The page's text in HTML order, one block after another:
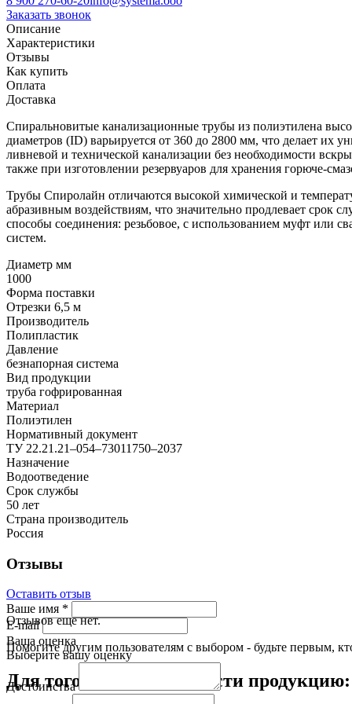
Заказать звонок
Описание
Характеристики
Отзывы
Как купить
Оплата
Доставка
Спиральновитые канализационные трубы из полиэтилена
диаметров (ID) варьируется от 360 до 2800 мм, что делает их
ливневой и технической канализации без необходимости
также при изготовлении резервуаров для хранения горюче-
Трубы Спиролайн отличаются высокой химической и
абразивным воздействиям, что значительно продлевает
способы соединения: резьбовое, с использованием муфт
систем.
Диаметр мм
1000
Форма поставки
Отрезки 6,5 м
Производитель
Полипластик
Давление
безнапорная система
Вид продукции
труба гофрированная
Материал
Полиэтилен
Нормативный документ
ТУ 22.21.21–054–73011750–2037
Назначение
Водоотведение
Срок службы
50 лет
Страна производитель
Россия
Отзывы
Оставить отзыв
Ваше имя *
E-mail
Ваша оценка
Выберите вашу оценку
Достоинства
Отзывов еще нет.
Помогите другим пользователям с выбором - будьте первым,
Для того чтобы приобрести продукцию: